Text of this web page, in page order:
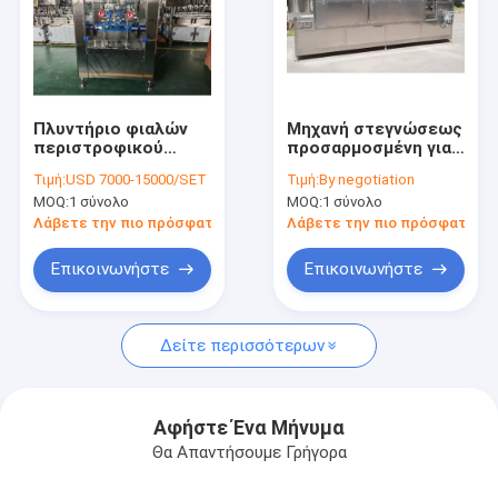
Εμφάνιση VR
Περίπου εμείς
Ποιοτικός έλεγχος
Μας ελάτε σε επαφή με
Ζητήστε ένα απόσπασμα
Μηχανή πλήρωσης μπουκαλιών
μηχανή μαρκαρίσματος μπουκαλιών
Πλυντήριο φιαλών
περιστροφικού
αέρα και νερού
Τιμή:USD 7000-15000/SET
MOQ:1 σύνολο
Λάβετε την πιο πρόσφατη τιμή
Επικοινωνήστε
Μηχανή στεγνώσεως
προσαρμοσμένη για
μπουκαλιών
Τιμή:By negotiation
MOQ:1 σύνολο
Λάβετε την πιο πρόσφατη
Επικοινωνήστε
Δείτε περισσότερων
Αφήστε Ένα Μήνυμα
Θα Απαντήσουμε Γρήγορα